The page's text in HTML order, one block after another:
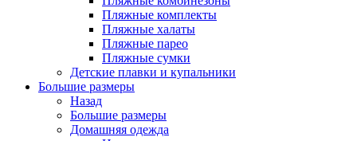
Пляжные комплекты
Пляжные халаты
Пляжные парео
Пляжные сумки
Детские плавки и купальники
Большие размеры
Назад
Большие размеры
Домашняя одежда